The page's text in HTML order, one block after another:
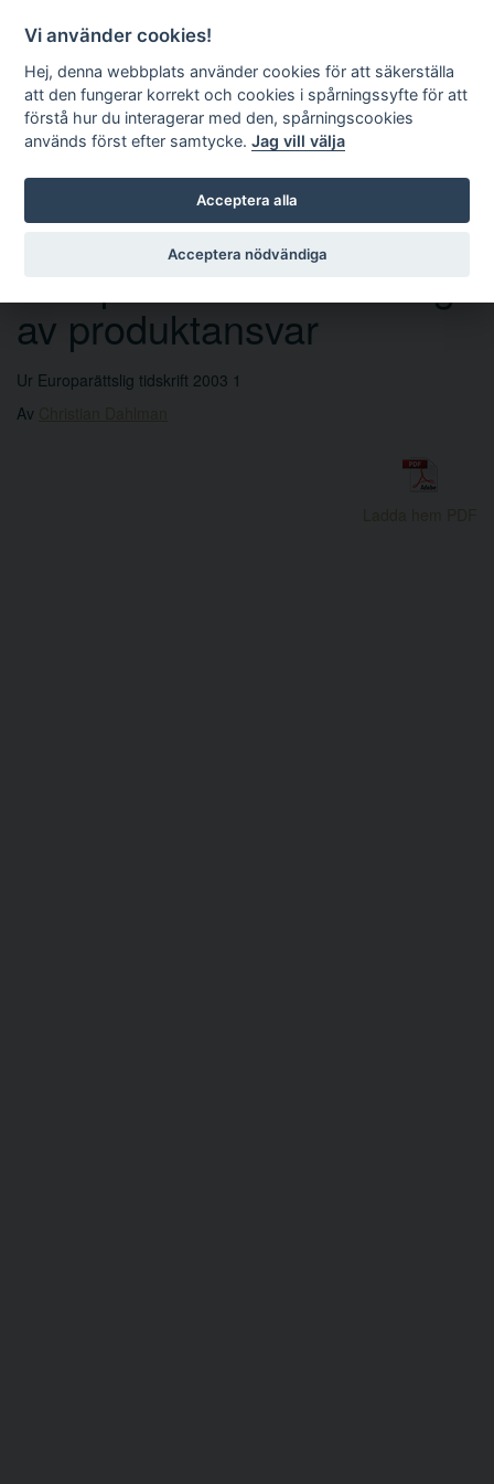
Sök
av produktansvar
Ur Europarättslig tidskrift 2003 1
Av
Vi använder cookies!
Hej, denna webbplats använder cookies för att säkerställa
att den fungerar korrekt och cookies i spårningssyfte för att
förstå hur du interagerar med den, spårningscookies
används först efter samtycke.Jag vill välja
Acceptera alla
Acceptera nödvändiga